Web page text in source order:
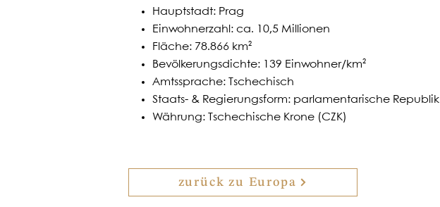
Hauptstadt: Prag
Einwohnerzahl: ca. 10,5 Millionen
Fläche: 78.866 km²
Bevölkerungsdichte: 139 Einwohner/km²
Amtssprache: Tschechisch
Staats- & Regierungsform: parlamentarische Republik
Währung: Tschechische Krone (CZK)
zurück zu Europa